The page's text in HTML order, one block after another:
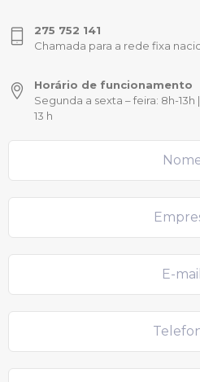
275 752 141
Chamada para a rede fixa
Horário de funcionamento
Segunda a sexta – feira: 8h-13h
13 h